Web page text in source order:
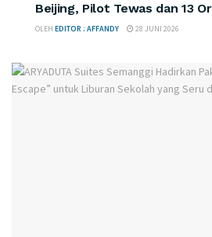
Beijing, Pilot Tewas dan 13
OLEH EDITOR : AFFANDY 28 JUNI 2026